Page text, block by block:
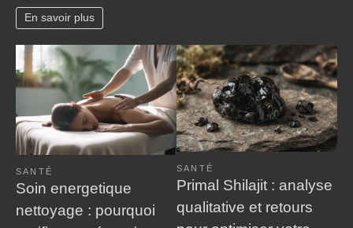
:
nos
bienveillants
pour
faire
valoir
vos
droits
à
MDPH
En savoir plus
idéal
SANTÉ
Soin energetique
nettoyage : pourquoi
SANTÉ
Primal Shilajit : analyse
qualitative et retours